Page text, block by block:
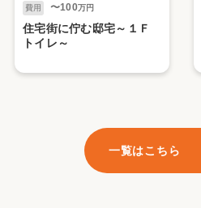
費用 〜100万円
住宅街に佇む邸宅～１Ｆ
トイレ～
一覧はこちら